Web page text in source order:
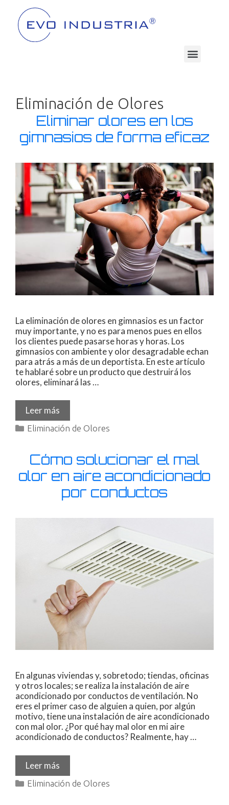
Eliminación de Olores
Eliminar olores en los
gimnasios de forma eficaz
La eliminación de olores en gimnasios es un factor
muy importante, y no es para menos pues en ellos
los clientes puede pasarse horas y horas. Los
gimnasios con ambiente y olor desagradable echan
para atrás a más de un deportista. En este artículo
te hablaré sobre un producto que destruirá los
olores, eliminará las …
Leer más
Eliminación de Olores
Cómo solucionar el mal
olor en aire acondicionado
por conductos
En algunas viviendas y, sobretodo; tiendas, oficinas
y otros locales; se realiza la instalación de aire
acondicionado por conductos de ventilación. No
eres el primer caso de alguien a quien, por algún
motivo, tiene una instalación de aire acondicionado
con mal olor. ¿Por qué hay mal olor en mi aire
acondicionado de conductos? Realmente, hay …
Leer más
Eliminación de Olores